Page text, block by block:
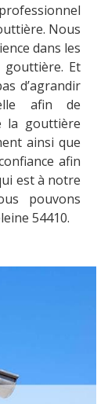
Nous
dans les
Et
d’agrandir
afin de
la gouttière
ainsi que
afin
est à notre
pouvons
54410.